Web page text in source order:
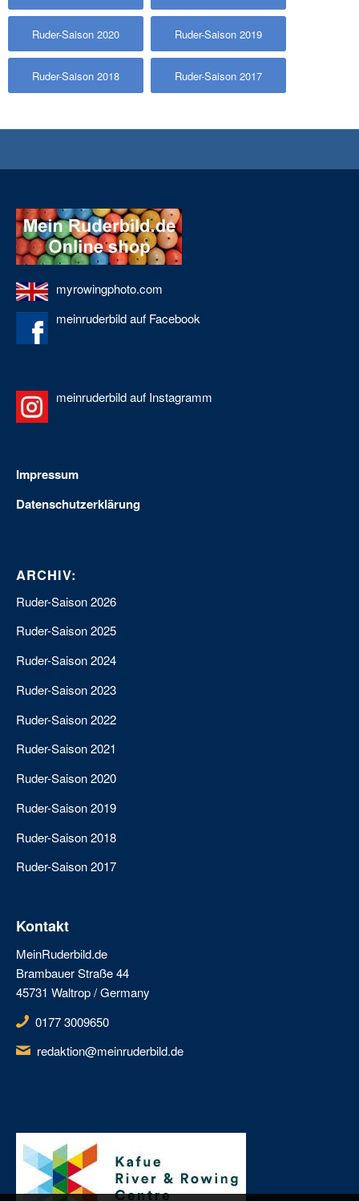
Ruder-Saison 2020 Ruder-Saison 2019
Ruder-Saison 2018 Ruder-Saison 2017
myrowingphoto.com
meinruderbild auf Facebook
meinruderbild auf Instagramm
Impressum
Datenschutzerklärung
ARCHIV:
Ruder-Saison 2026
Ruder-Saison 2025
Ruder-Saison 2024
Ruder-Saison 2023
Ruder-Saison 2022
Ruder-Saison 2021
Ruder-Saison 2020
Ruder-Saison 2019
Ruder-Saison 2018
Ruder-Saison 2017
Kontakt
MeinRuderbild.de
Brambauer Straße 44
45731 Waltrop / Germany
0177 3009650
redaktion@meinruderbild.de